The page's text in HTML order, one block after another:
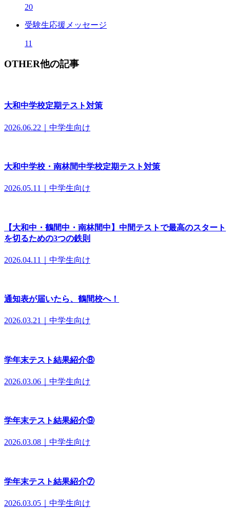
20
受験生応援メッセージ
11
OTHER他の記事
大和中学校定期テスト対策
2026.06.22｜中学生向け
大和中学校・南林間中学校定期テスト対策
2026.05.11｜中学生向け
【大和中・鶴間中・南林間中】中間テストで最高のスタート
を切るための3つの鉄則
2026.04.11｜中学生向け
通知表が届いたら、鶴間校へ！
2026.03.21｜中学生向け
学年末テスト結果紹介⑧
2026.03.06｜中学生向け
学年末テスト結果紹介⑨
2026.03.08｜中学生向け
学年末テスト結果紹介⑦
2026.03.05｜中学生向け